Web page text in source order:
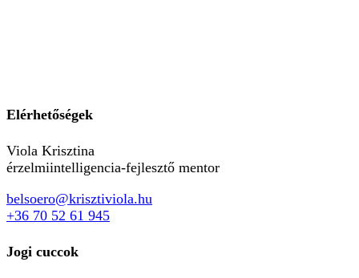
Elérhetőségek
Viola Krisztina
érzelmiintelligencia-fejlesztő mentor
belsoero@krisztiviola.hu
+36 70 52 61 945
Jogi cuccok